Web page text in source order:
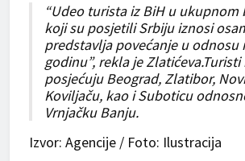
“Udeo turista iz BiH u
koji su posjetili Srbiju iznosi
predstavlja povećanje u
godinu”, rekla je Zlatićeva.Turisti
posjećuju Beograd, Zlatibor,
Koviljaču, kao i Suboticu
Vrnjačku Banju.
Izvor: Agencije / Foto: Ilustracija